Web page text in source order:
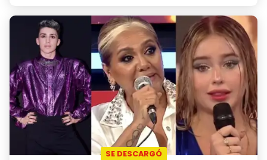
SE DESCARGÓ